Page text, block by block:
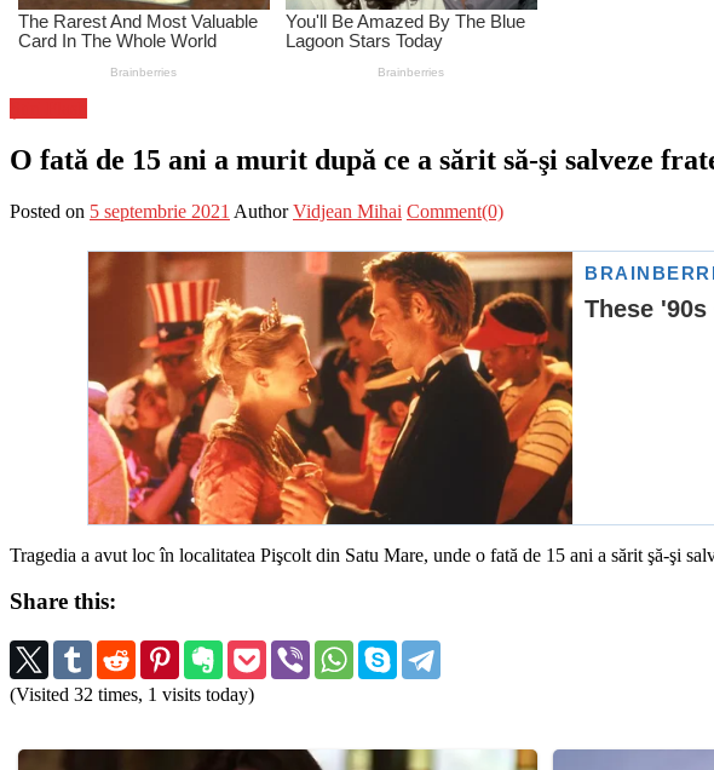
O fată de 15 ani a murit după ce a sărit să-şi salveze
Posted on 5 septembrie 2021 Author Vidjean Mihai Comment(0)
Tragedia a avut loc în localitatea Pişcolt din Satu Mare, unde o fată de 15 ani a sărit şă-şi
Share this:
(Visited 32 times, 1 visits today)